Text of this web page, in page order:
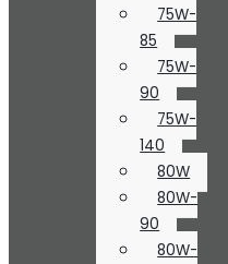
75W-
85
75W-
90
75W-
140
80W
80W-
90
80W-